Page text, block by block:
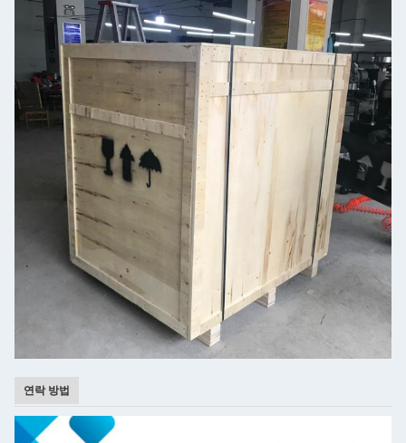
연락 방법